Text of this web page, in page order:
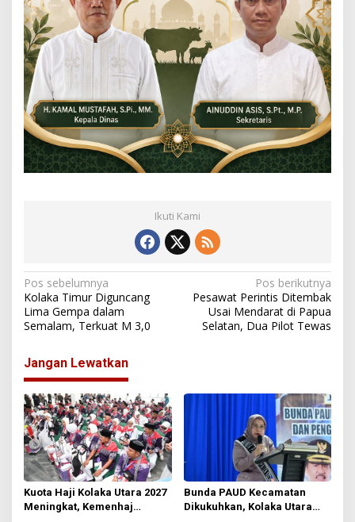
Ikuti Kami
N
a
v
i
g
a
s
i
p
o
s
Pos sebelumnya
Kolaka Timur Diguncang
Lima Gempa dalam
Semalam, Terkuat M 3,0
Pos berikutnya
Pesawat Perintis Ditembak
Usai Mendarat di Papua
Selatan, Dua Pilot Tewas
Jangan Lewatkan
Kuota Haji Kolaka Utara 2027
Meningkat, Kemenhaj
Bunda PAUD Kecamatan
Dikukuhkan, Kolaka Utara